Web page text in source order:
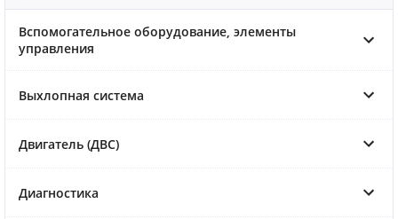
Вспомогательное оборудование, элементы
управления
Выхлопная система
Двигатель (ДВС)
Диагностика